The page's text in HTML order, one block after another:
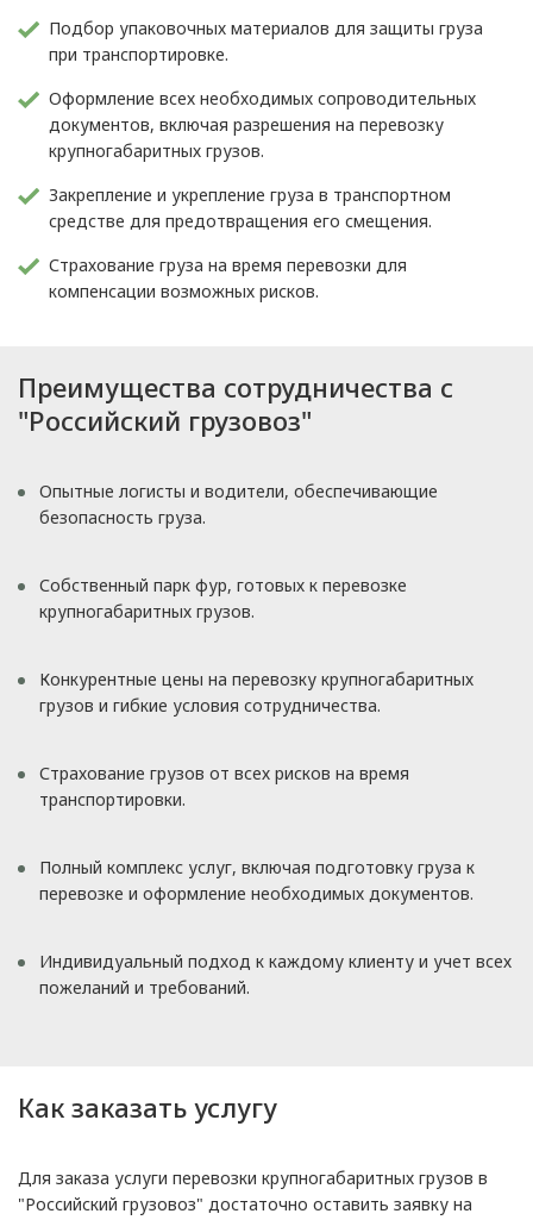
Подбор упаковочных материалов для защиты груза
при транспортировке.
Оформление всех необходимых сопроводительных
документов, включая разрешения на перевозку
крупногабаритных грузов.
Закрепление и укрепление груза в транспортном
средстве для предотвращения его смещения.
Страхование груза на время перевозки для
компенсации возможных рисков.
Преимущества сотрудничества с
"Российский грузовоз"
Опытные логисты и водители, обеспечивающие
безопасность груза.
Собственный парк фур, готовых к перевозке
крупногабаритных грузов.
Конкурентные цены на перевозку крупногабаритных
грузов и гибкие условия сотрудничества.
Страхование грузов от всех рисков на время
транспортировки.
Полный комплекс услуг, включая подготовку груза к
перевозке и оформление необходимых документов.
Индивидуальный подход к каждому клиенту и учет всех
пожеланий и требований.
Как заказать услугу
Для заказа услуги перевозки крупногабаритных грузов в
"Российский грузовоз" достаточно оставить заявку на